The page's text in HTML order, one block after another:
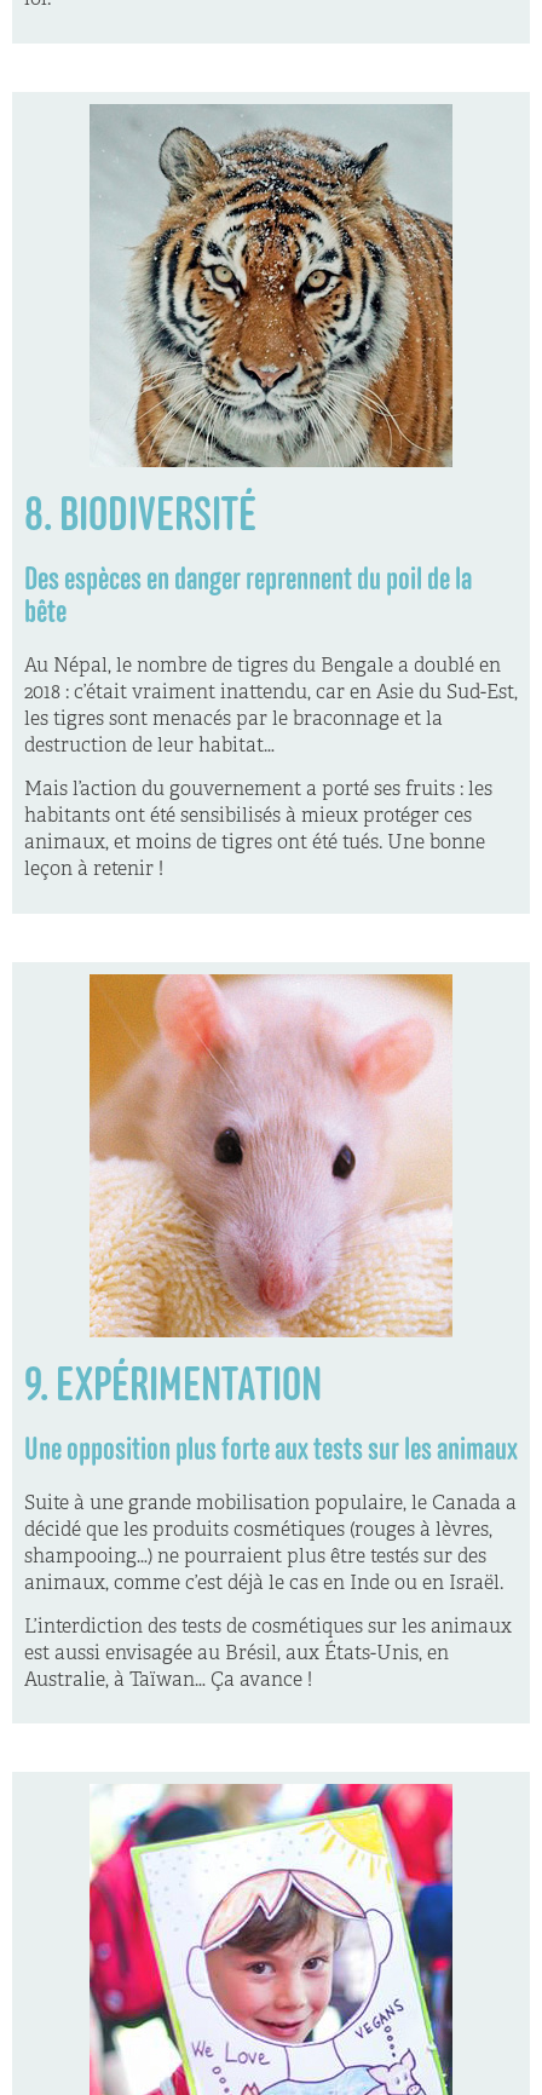
8. BIODIVERSITÉ
Des espèces en danger reprennent du poil de la
bête
Au Népal, le nombre de tigres du Bengale a doublé en
2018 : c’était vraiment inattendu, car en Asie du Sud-Est,
les tigres sont menacés par le braconnage et la
destruction de leur habitat…
Mais l’action du gouvernement a porté ses fruits : les
habitants ont été sensibilisés à mieux protéger ces
animaux, et moins de tigres ont été tués. Une bonne
leçon à retenir !
9. EXPÉRIMENTATION
Une opposition plus forte aux tests sur les animaux
Suite à une grande mobilisation populaire, le Canada a
décidé que les produits cosmétiques (rouges à lèvres,
shampooing…) ne pourraient plus être testés sur des
animaux, comme c’est déjà le cas en Inde ou en Israël.
L’interdiction des tests de cosmétiques sur les animaux
est aussi envisagée au Brésil, aux États-Unis, en
Australie, à Taïwan… Ça avance !